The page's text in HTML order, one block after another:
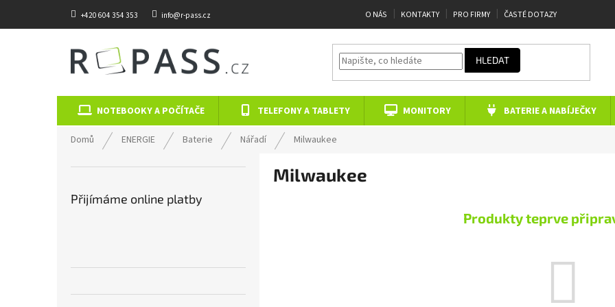
+420 604 354 353 info@r-pass.cz O NÁS KONTAKTY PRO FIRMY ČASTÉ DOTAZY
HLEDAT
NOTEBOOKY A POČÍTAČE TELEFONY A TABLETY MONITORY BATERIE A NABÍJEČKY
Domů ENERGIE Baterie Nářadí Milwaukee
Přijímáme online platby
Milwaukee
Produkty teprve